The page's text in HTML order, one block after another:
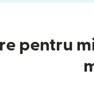
pentru